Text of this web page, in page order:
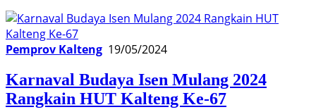
Pemprov Kalteng 19/05/2024
Karnaval Budaya Isen Mulang 2024
Rangkain HUT Kalteng Ke-67